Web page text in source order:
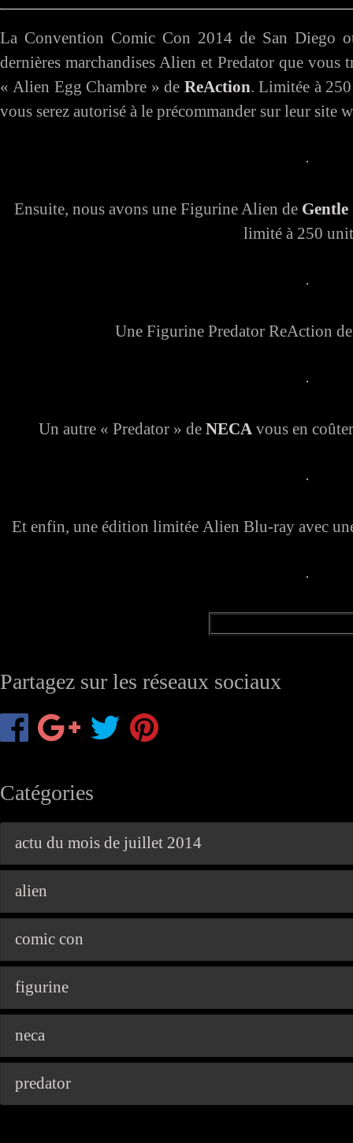
La Convention Comic Con 2014 de San Diego
dernières marchandises Alien et Predator que
« Alien Egg Chambre » de ReAction. Limitée à
vous serez autorisé à le précommander sur leur site
Ensuite, nous avons une Figurine Alien de
limité à 250
Une Figurine Predator ReAction
Un autre « Predator » de NECA vous en
Et enfin, une édition limitée Alien Blu-ray avec
Partagez sur les réseaux sociaux
Catégories
actu du mois de juillet 2014
alien
comic con
figurine
neca
predator